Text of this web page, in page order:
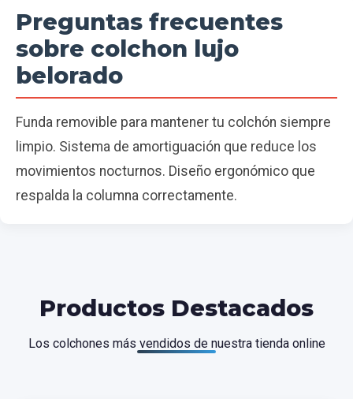
Preguntas frecuentes
sobre colchon lujo
belorado
Funda removible para mantener tu colchón siempre
limpio. Sistema de amortiguación que reduce los
movimientos nocturnos. Diseño ergonómico que
respalda la columna correctamente.
Productos Destacados
Los colchones más vendidos de nuestra tienda online